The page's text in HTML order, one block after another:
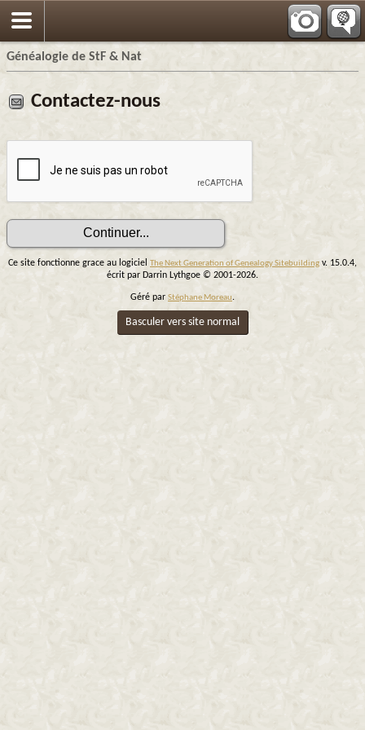
Généalogie de StF & Nat
Contactez-nous
Ce site fonctionne grace au logiciel The Next Generation of Genealogy Sitebuilding v. 15.0.4,
écrit par Darrin Lythgoe © 2001-2026.
Géré par Stéphane Moreau.
Basculer vers site normal